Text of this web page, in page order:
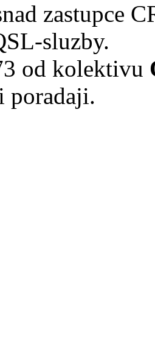
zastupce
sluzby.
od kolektivu
poradaji.